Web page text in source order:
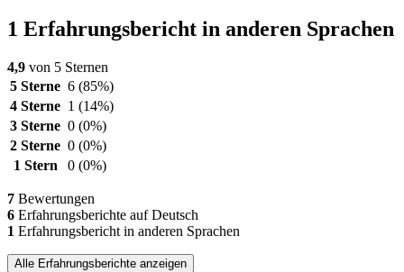
1 Erfahrungsbericht in anderen Sprachen
4,9 von 5 Sternen
5 Sterne 6 (85%)
4 Sterne 1 (14%)
3 Sterne 0 (0%)
2 Sterne 0 (0%)
1 Stern
0 (0%)
7 Bewertungen
6 Erfahrungsberichte auf Deutsch
1 Erfahrungsbericht in anderen Sprachen
Alle Erfahrungsberichte anzeigen